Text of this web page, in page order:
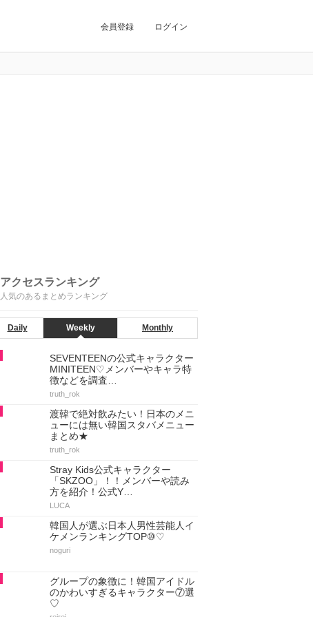
会員登録 ログイン
アクセスランキング
人気のあるまとめランキング
Daily Weekly Monthly
SEVENTEENの公式キャラクター
MINITEEN♡メンバーやキャラ特
徴などを調査…
truth_rok
渡韓で絶対飲みたい！日本のメニ
ューには無い韓国スタバメニュー
まとめ★
truth_rok
Stray Kids公式キャラクター
「SKZOO」！！メンバーや読み
方を紹介！公式Y…
LUCA
韓国人が選ぶ日本人男性芸能人イ
ケメンランキングTOP⑩♡
noguri
グループの象徴に！韓国アイドル
のかわいすぎるキャラクター⑦選
♡